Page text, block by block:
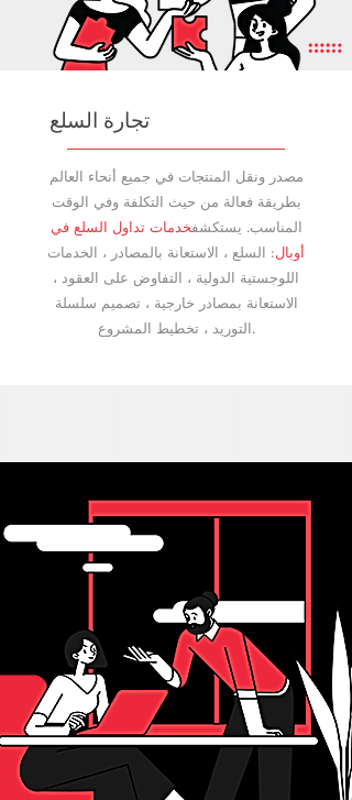
تجارة السلع
مصدر ونقل المنتجات في جميع أنحاء العالم
بطريقة فعالة من حيث التكلفة وفي الوقت
المناسب. يستكشفخدمات تداول السلع في
أوبال: السلع ، الاستعانة بالمصادر ، الخدمات
اللوجستية الدولية ، التفاوض على العقود ،
الاستعانة بمصادر خارجية ، تصميم سلسلة
التوريد ، تخطيط المشروع.